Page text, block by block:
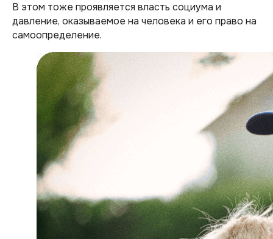
В этом тоже проявляется власть социума и
давление, оказываемое на человека и его право на
самоопределение.